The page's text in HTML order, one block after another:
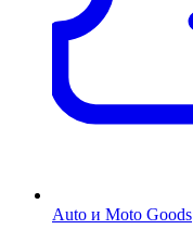
Auto и Moto Goods